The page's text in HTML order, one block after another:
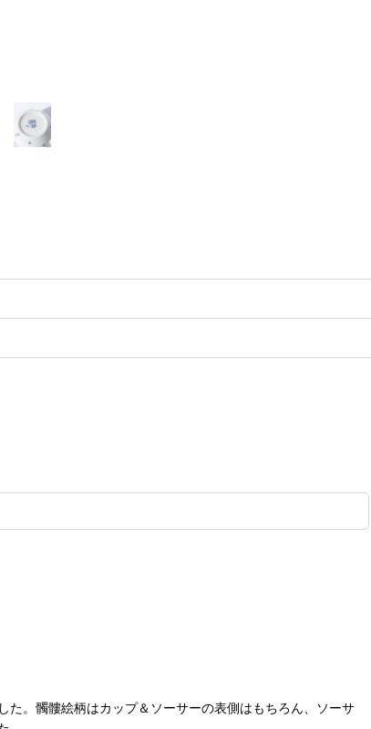
。髑髏絵柄はカップ＆ソーサーの表側はもちろん、ソーサ